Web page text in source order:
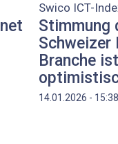
Swico ICT-
Stimmung
Schweizer
Branche ist
14.01.2026 - 15:38